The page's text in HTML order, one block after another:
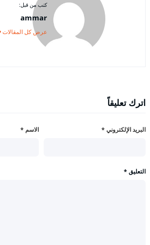
كتب من قبل:
ammar
عرض كل المقالات
اترك تعليقاً
الاسم * البريد الإلكتروني *
التعليق *